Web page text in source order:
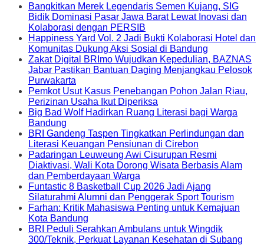
Bangkitkan Merek Legendaris Semen Kujang, SIG
Bidik Dominasi Pasar Jawa Barat Lewat Inovasi dan
Kolaborasi dengan PERSIB
Happiness Yard Vol. 2 Jadi Bukti Kolaborasi Hotel dan
Komunitas Dukung Aksi Sosial di Bandung
Zakat Digital BRImo Wujudkan Kepedulian, BAZNAS
Jabar Pastikan Bantuan Daging Menjangkau Pelosok
Purwakarta
Pemkot Usut Kasus Penebangan Pohon Jalan Riau,
Perizinan Usaha Ikut Diperiksa
Big Bad Wolf Hadirkan Ruang Literasi bagi Warga
Bandung
BRI Gandeng Taspen Tingkatkan Perlindungan dan
Literasi Keuangan Pensiunan di Cirebon
Padaringan Leuweung Awi Cisurupan Resmi
Diaktivasi, Wali Kota Dorong Wisata Berbasis Alam
dan Pemberdayaan Warga
Funtastic 8 Basketball Cup 2026 Jadi Ajang
Silaturahmi Alumni dan Penggerak Sport Tourism
Farhan: Kritik Mahasiswa Penting untuk Kemajuan
Kota Bandung
BRI Peduli Serahkan Ambulans untuk Wingdik
300/Teknik, Perkuat Layanan Kesehatan di Subang